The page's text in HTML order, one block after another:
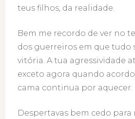
teus filhos, da realidade.
Bem me recordo de ver no
dos guerreiros em que tudo
vitória. A tua agressividade
exceto agora quando
cama continua por aquecer.
Despertavas bem cedo para